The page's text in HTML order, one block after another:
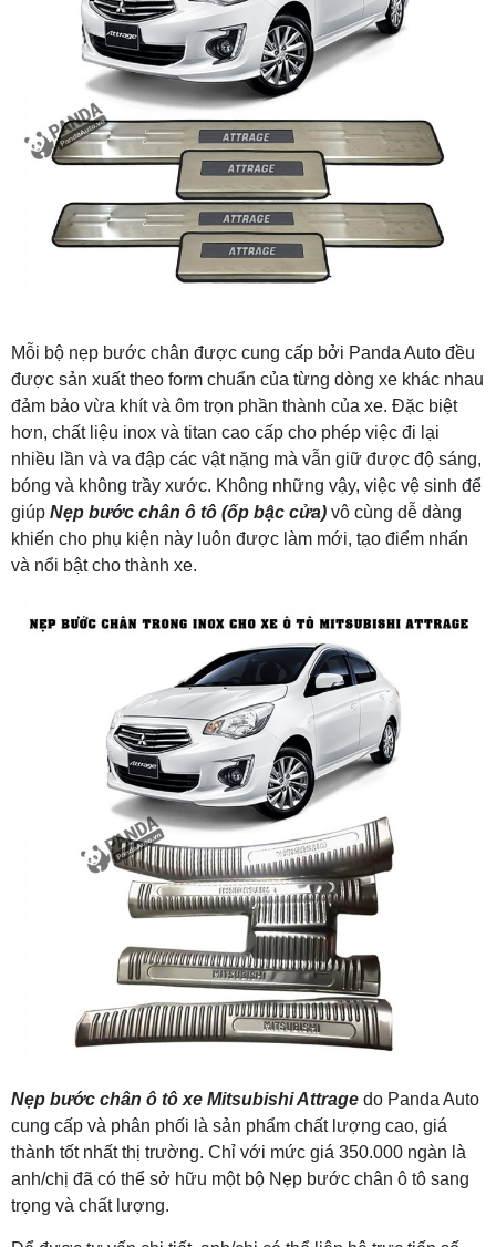
Mỗi bộ nẹp bước chân được cung cấp bởi Panda Auto đều
được sản xuất theo form chuẩn của từng dòng xe khác nhau
đảm bảo vừa khít và ôm trọn phần thành của xe. Đặc biệt
hơn, chất liệu inox và titan cao cấp cho phép việc đi lại
nhiều lần và va đập các vật nặng mà vẫn giữ được độ sáng,
bóng và không trầy xước. Không những vậy, việc vệ sinh để
giúp Nẹp bước chân ô tô (ốp bậc cửa) vô cùng dễ dàng
khiến cho phụ kiện này luôn được làm mới, tạo điểm nhấn
và nổi bật cho thành xe.
Nẹp bước chân ô tô xe Mitsubishi Attrage do Panda Auto
cung cấp và phân phối là sản phẩm chất lượng cao, giá
thành tốt nhất thị trường. Chỉ với mức giá 350.000 ngàn là
anh/chị đã có thể sở hữu một bộ Nẹp bước chân ô tô sang
trọng và chất lượng.